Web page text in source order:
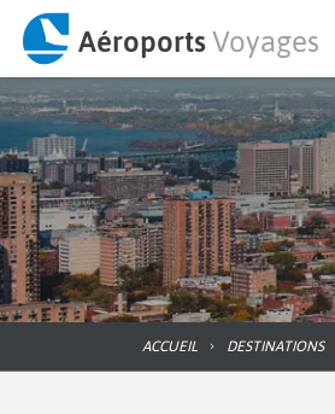
AéroportsVoyages
ACCUEIL DESTINATIONS